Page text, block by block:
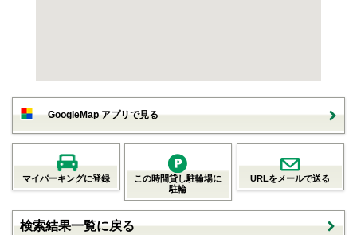
GoogleMap アプリで見る
マイパーキングに登録
この時間貸し駐輪場に
駐輪
URLをメールで送る
検索結果一覧に戻る